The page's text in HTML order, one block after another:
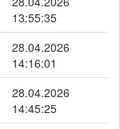
13:55:35
28.04.2026
14:16:01
28.04.2026
14:45:25